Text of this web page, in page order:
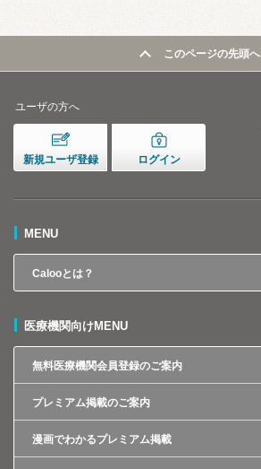
このページの先頭へ
ユーザの方へ
新規ユーザ登録 ログイン
MENU
Calooとは？
医療機関向けMENU
無料医療機関会員登録のご案内
プレミアム掲載のご案内
漫画でわかるプレミアム掲載